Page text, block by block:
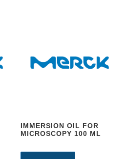
IMMERSION OIL FOR
MICROSCOPY 100 ML